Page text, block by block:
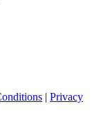
| Privacy